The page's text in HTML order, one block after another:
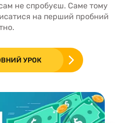
не спробуєш. Саме тому
на перший пробний
УРОК